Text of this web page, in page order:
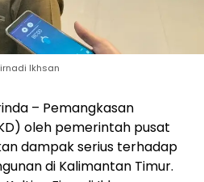
Ikhsan
– Pemangkasan
oleh pemerintah pusat
dampak serius terhadap
di Kalimantan Timur.